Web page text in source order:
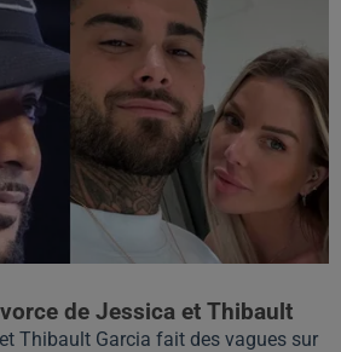
de Jessica et Thibault
Thibault Garcia fait des vagues sur